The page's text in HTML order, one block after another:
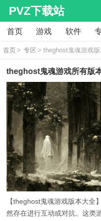
PVZ下载站
首页 游戏 软件
首页> 专区 > theghost鬼魂游戏
theghost鬼魂游戏所有版
【theghost鬼魂游戏版本大全
然存在进行互动或对抗。这类